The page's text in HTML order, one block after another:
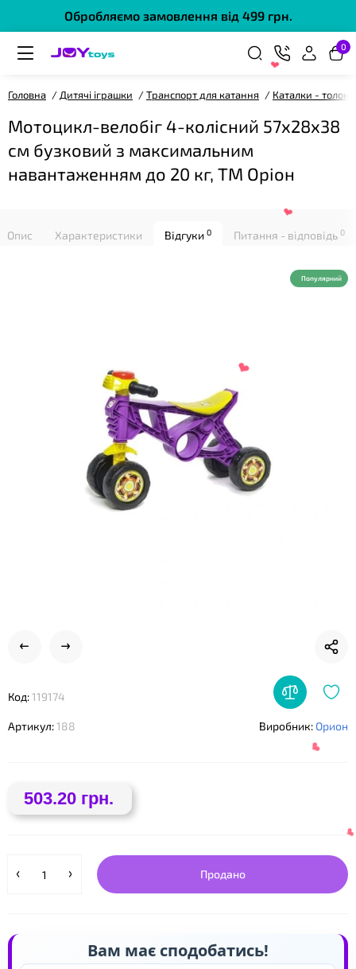
Обробляємо замовлення від 499 грн.
0
Головна Дитячі іграшки Транспорт для катання Каталки -
Мотоцикл-велобіг 4-колісний 57х28х38
см бузковий з максимальним
навантаженням до 20 кг, ТМ Оріон
Опис Характеристики Відгуки 0 Питання - відповідь 0
Популярний
Код:119174
Артикул:188 Виробник:Орион
503.20 грн.
Продано
Вам має сподобатись!